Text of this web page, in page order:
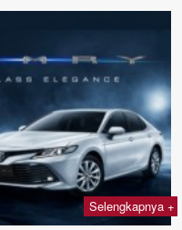
Selengkapnya +